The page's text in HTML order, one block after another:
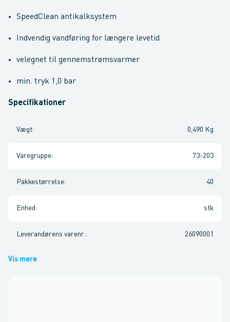
SpeedClean antikalksystem
Indvendig vandføring for længere levetid
velegnet til gennemstrømsvarmer
min. tryk 1,0 bar
Specifikationer
Vægt: 0,490 Kg
Varegruppe: 73-203
Pakkestørrelse: 40
Enhed : stk
Leverandørens varenr. : 26090001
Vis mere